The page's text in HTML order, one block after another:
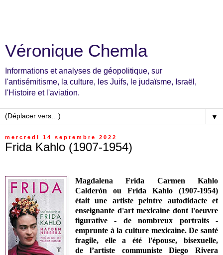
Véronique Chemla
Informations et analyses de géopolitique, sur
l'antisémitisme, la culture, les Juifs, le judaïsme, Israël,
l'Histoire et l'aviation.
▼
mercredi 14 septembre 2022
Frida Kahlo (1907-1954)
Magdalena Frida Carmen Kahlo
Calderón ou Frida Kahlo (1907-1954)
était une artiste peintre autodidacte et
enseignante d'art mexicaine dont l'oeuvre
figurative - de nombreux portraits -
emprunte à la culture mexicaine. De santé
fragile, elle a été l'épouse, bisexuelle,
del’artiste communiste Diego Rivera